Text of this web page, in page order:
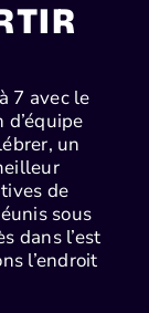
7 avec le
un
de
sous
dans l’est
l’endroit